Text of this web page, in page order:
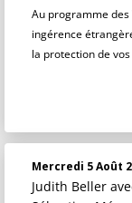
Au programme des
ingérence
la protection de
Mercredi 5 Août
Judith Beller